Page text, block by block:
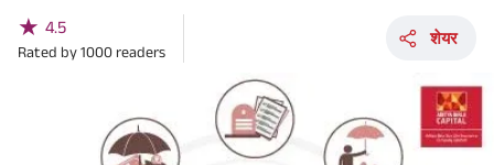
★ 4.5
Rated by1000 readers
शेयर